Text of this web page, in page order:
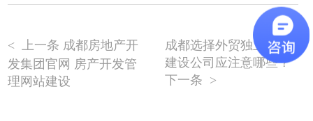
<
上一条 成都房地产开
发集团官网 房产开发管
理网站建设
成都选择外贸独立网站
建设公司应注意哪些？
下一条 >